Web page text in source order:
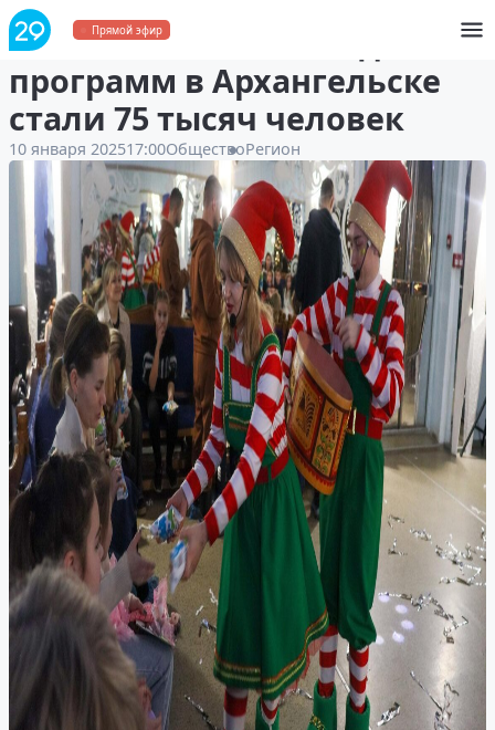
Прямой эфир
Участниками новогодних
программ в Архангельске
стали 75 тысяч человек
10 января 202517:00ОбществоРегион